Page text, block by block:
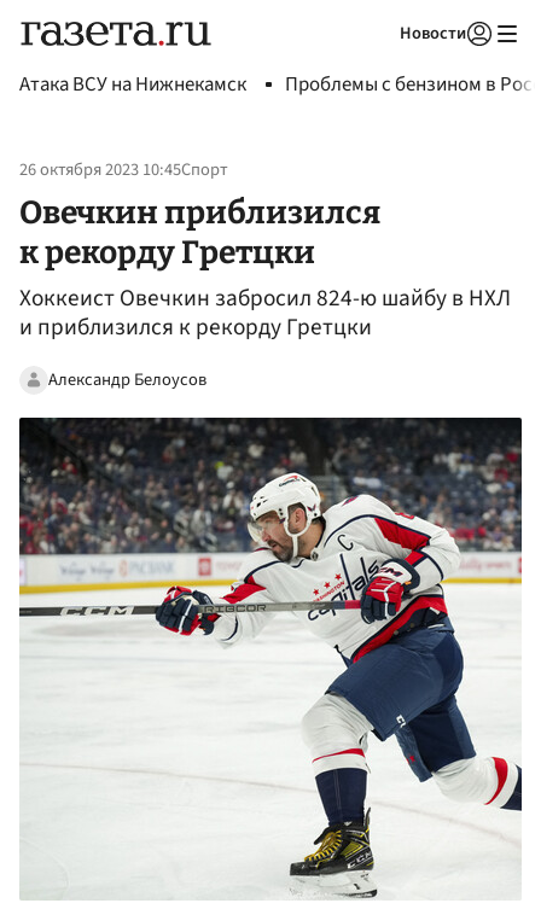
Новости
Атака ВСУ на Нижнекамск Проблемы с бензином в
26 октября 2023 10:45Спорт
Овечкин приблизился
к рекорду Гретцки
Хоккеист Овечкин забросил 824-ю шайбу в НХЛ
и приблизился к рекорду Гретцки
Александр Белоусов